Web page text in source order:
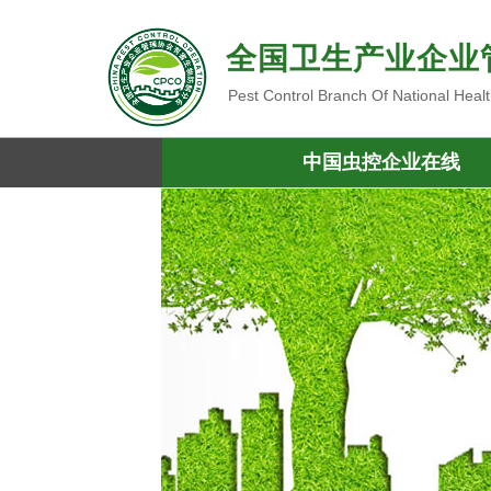
全国卫生产业企
Pest Control Branch Of National
中国虫控企业在线